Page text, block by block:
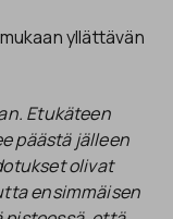
yllättävän
Etukäteen
päästä jälleen
olivat
ensimmäisen